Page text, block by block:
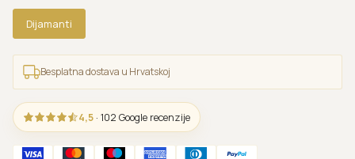
Dijamanti
Besplatna dostava u Hrvatskoj
4,5 · 102 Google recenzije